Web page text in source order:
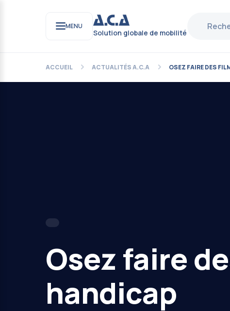
MENU
Solution globale de mobilité
ACCUEIL ACTUALITÉS A.C.A OSEZ FAIRE DES
Osez faire
handicap